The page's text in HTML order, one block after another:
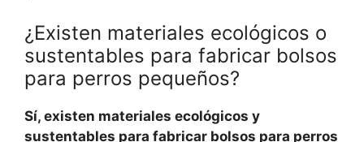
¿Existen materiales ecológicos o
sustentables para fabricar bolsos
para perros pequeños?
Sí, existen materiales ecológicos y
sustentables para fabricar bolsos para perros